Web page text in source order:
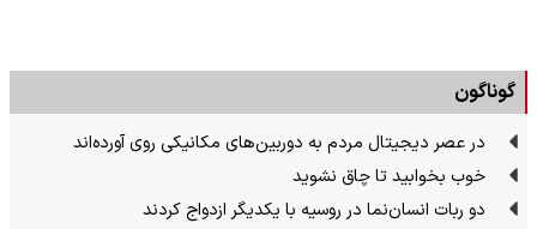
گوناگون
در عصر دیجیتال مردم به دوربین‌های مکانیکی روی آورده‌اند
خوب بخوابید تا چاق نشوید
دو ربات انسان‌نما در روسیه با یکدیگر ازدواج کردند